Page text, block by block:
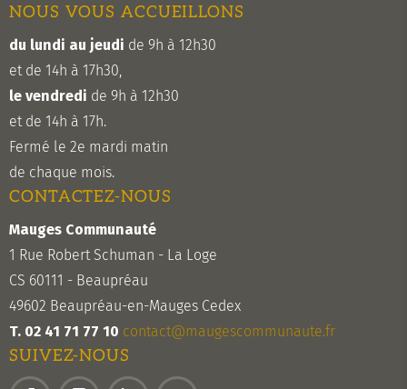
NOUS VOUS ACCUEILLONS
du lundi au jeudi de 9h à 12h30
et de 14h à 17h30,
le vendredi de 9h à 12h30
et de 14h à 17h.
Fermé le 2e mardi matin
de chaque mois.
CONTACTEZ-NOUS
Mauges Communauté
1 Rue Robert Schuman - La Loge
CS 60111 - Beaupréau
49602 Beaupréau-en-Mauges Cedex
T. 02 41 71 77 10 contact@maugescommunaute.fr
SUIVEZ-NOUS